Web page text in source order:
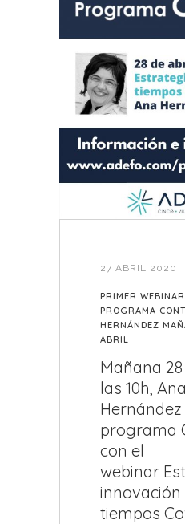
27 ABRIL 2020
PRIMER
PROGRAMA
HERNÁNDEZ
ABRIL
Mañana
las 10h, Ana
programa
con el
webinar
innovación
tiempos